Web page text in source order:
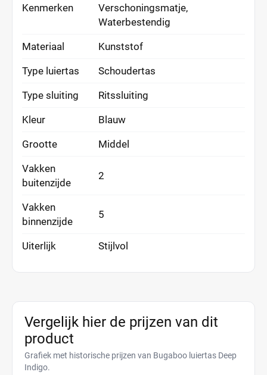
Kenmerken
Verschoningsmatje,
Waterbestendig
Materiaal Kunststof
Type luiertas Schoudertas
Type sluiting Ritssluiting
Kleur Blauw
Grootte Middel
Vakken
buitenzijde
2
Vakken
binnenzijde
5
Uiterlijk Stijlvol
Vergelijk hier de prijzen van dit
product
Grafiek met historische prijzen van Bugaboo luiertas Deep
Indigo.